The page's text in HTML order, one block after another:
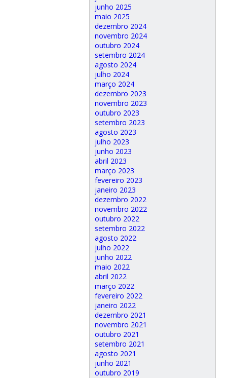
junho 2025
maio 2025
dezembro 2024
novembro 2024
outubro 2024
setembro 2024
agosto 2024
julho 2024
março 2024
dezembro 2023
novembro 2023
outubro 2023
setembro 2023
agosto 2023
julho 2023
junho 2023
abril 2023
março 2023
fevereiro 2023
janeiro 2023
dezembro 2022
novembro 2022
outubro 2022
setembro 2022
agosto 2022
julho 2022
junho 2022
maio 2022
abril 2022
março 2022
fevereiro 2022
janeiro 2022
dezembro 2021
novembro 2021
outubro 2021
setembro 2021
agosto 2021
junho 2021
outubro 2019